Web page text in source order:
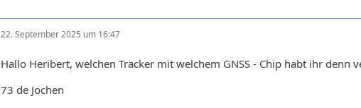
22. September 2025 um 16:47
Hallo Heribert, welchen Tracker mit welchem GNSS - Chip habt ihr denn
73 de Jochen